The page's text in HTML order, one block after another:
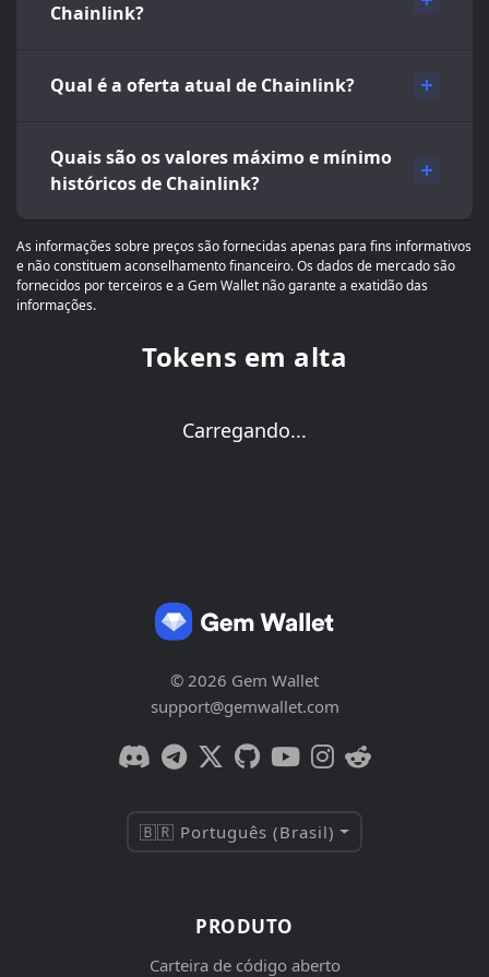
Chainlink?
Qual é a oferta atual de Chainlink?
Quais são os valores máximo e mínimo
históricos de Chainlink?
As informações sobre preços são fornecidas apenas para fins informativos
e não constituem aconselhamento financeiro. Os dados de mercado são
fornecidos por terceiros e a Gem Wallet não garante a exatidão das
informações.
Tokens em alta
Carregando...
© 2026 Gem Wallet
support@gemwallet.com
🇧🇷 Português (Brasil)
PRODUTO
Carteira de código aberto